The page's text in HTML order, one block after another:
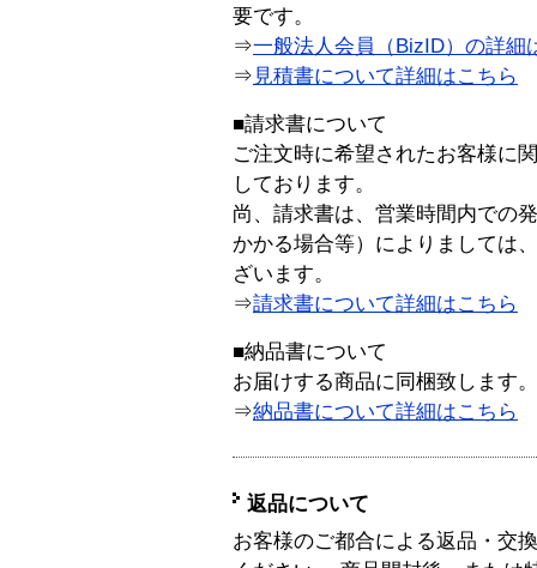
要です。
⇒一般法人会員（BizID）の詳細
⇒ 見積書について詳細はこちら
■請求書について
ご注文時に希望されたお客様に
しております。
尚、請求書は、営業時間内での
かかる場合等）によりましては
ざいます。
⇒請求書について詳細はこちら
■納品書について
お届けする商品に同梱致します。
⇒納品書について詳細はこちら
返品について
お客様のご都合による返品・交